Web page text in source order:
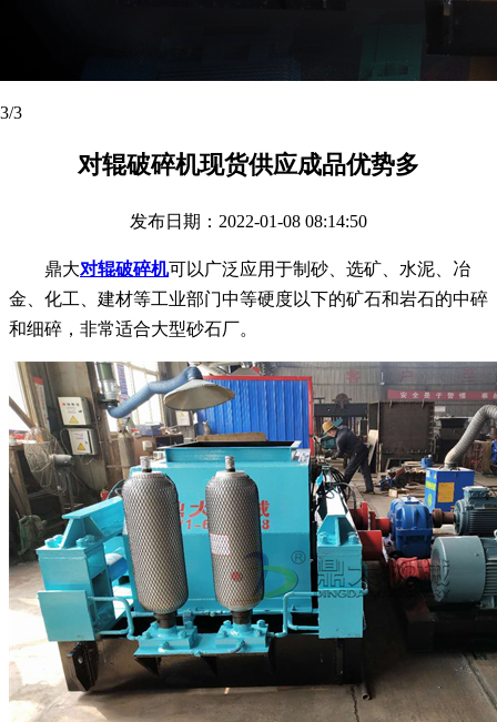
1/3
对辊破碎机现货供应成品优势多
发布日期：2022-01-08 08:14:50
鼎大对辊破碎机可以广泛应用于制砂、选矿、水泥、冶
金、化工、建材等工业部门中等硬度以下的矿石和岩石的中碎
和细碎，非常适合大型砂石厂。